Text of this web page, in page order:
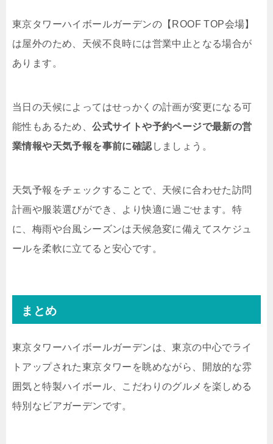
東京タワーハイボールガーデンの【ROOF TOP会場】
は屋外のため、天候不良時には営業中止となる場合が
あります。
当日の天候によってはせっかくの計画が変更になる可
能性もあるため、公式サイトや予約ページで最新の営
業情報や天気予報を事前に確認 しましょう。
天気予報をチェックすることで、天候に合わせた訪問
計画や服装選びができ、より快適に過ごせます。特
に、梅雨や台風シーズンは天候急変に備えてスケジュ
ールを柔軟に立てると安心です。
まとめ
東京タワーハイボールガーデンは、東京の中心でライ
トアップされた東京タワーを眺めながら、開放的な雰
囲気と特製ハイボール、こだわりのグルメを楽しめる
特別なビアガーデンです。